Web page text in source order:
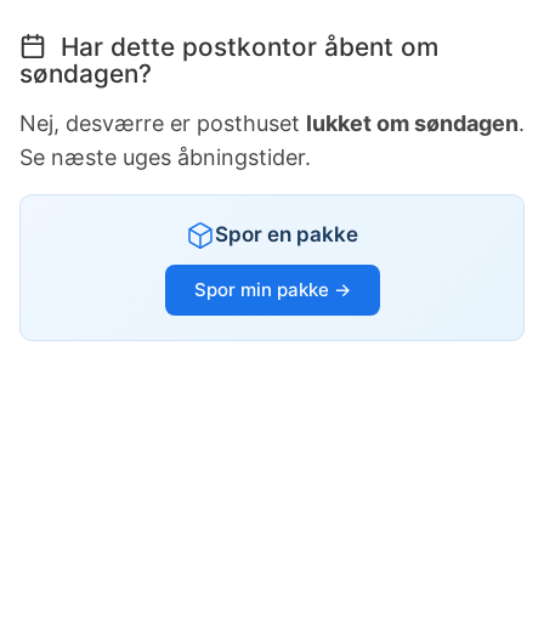
Har dette postkontor åbent om
søndagen?
Nej, desværre er posthuset lukket om søndagen.
Se næste uges åbningstider.
Spor en pakke
Spor min pakke →